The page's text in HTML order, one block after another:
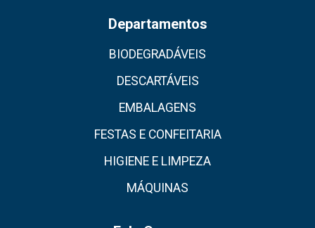
Departamentos
BIODEGRADÁVEIS
DESCARTÁVEIS
EMBALAGENS
FESTAS E CONFEITARIA
HIGIENE E LIMPEZA
MÁQUINAS